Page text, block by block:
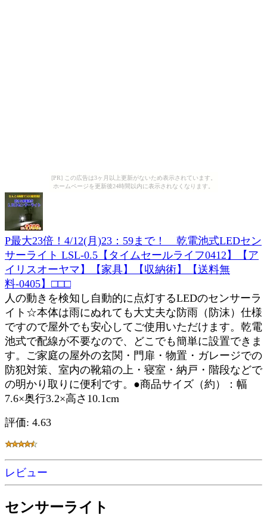
[PR] この広告は3ヶ月以上更新がないため表示されています。
ホームページを更新後24時間以内に表示されなくなります。
P最大23倍！4/12(月)23：59まで！ 乾電池式LEDセン
サーライト LSL-0.5【タイムセールライフ0412】【ア
イリスオーヤマ】【家具】【収納術】【送料無
料-0405】□□□
人の動きを検知し自動的に点灯するLEDのセンサーラ
イト☆本体は雨にぬれても大丈夫な防雨（防沫）仕様
ですので屋外でも安心してご使用いただけます。乾電
池式で配線が不要なので、どこでも簡単に設置できま
す。ご家庭の屋外の玄関・門扉・物置・ガレージでの
防犯対策、室内の靴箱の上・寝室・納戸・階段などで
の明かり取りに便利です。●商品サイズ（約）：幅
7.6×奥行3.2×高さ10.1cm
評価: 4.63
レビュー
センサーライト